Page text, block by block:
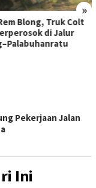
»
Blong, Truk Colt
di Jalur
Pekerjaan Jalan
Ini